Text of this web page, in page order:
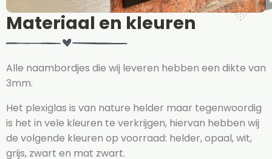
Materiaal en kleuren
Alle naambordjes die wij leveren hebben een dikte van
3mm.
Het plexiglas is van nature helder maar tegenwoordig
is het in vele kleuren te verkrijgen, hiervan hebben wij
de volgende kleuren op voorraad: helder, opaal, wit,
grijs, zwart en mat zwart.